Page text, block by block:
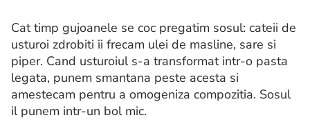
Cat timp gujoanele se coc pregatim sosul: cateii de
usturoi zdrobiti ii frecam ulei de masline, sare si
piper. Cand usturoiul s-a transformat intr-o pasta
legata, punem smantana peste acesta si
amestecam pentru a omogeniza compozitia. Sosul
il punem intr-un bol mic.